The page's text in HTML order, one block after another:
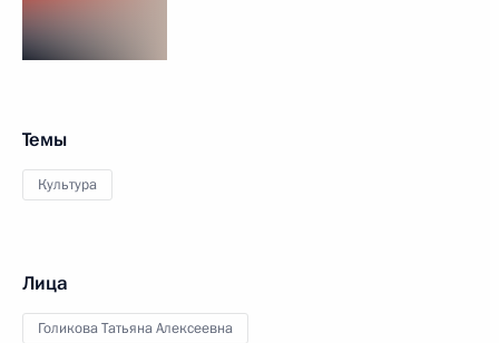
Темы
Культура
Лица
Голикова Татьяна Алексеевна